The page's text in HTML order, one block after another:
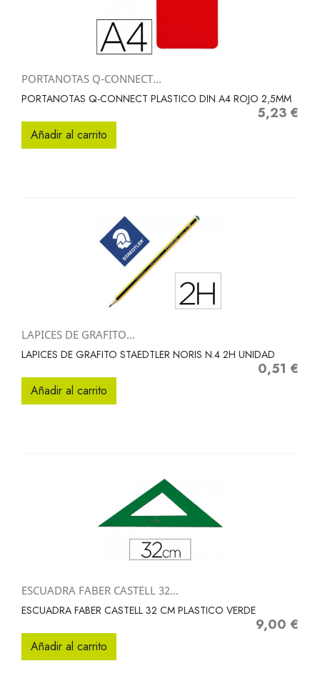
PORTANOTAS Q-CONNECT...
PORTANOTAS Q-CONNECT PLASTICO DIN A4 ROJO 2,5MM
Precio
5,23 €
Añadir al carrito
LAPICES DE GRAFITO...
LAPICES DE GRAFITO STAEDTLER NORIS N.4 2H UNIDAD
Precio
0,51 €
Añadir al carrito
ESCUADRA FABER CASTELL 32...
ESCUADRA FABER CASTELL 32 CM PLASTICO VERDE
Precio
9,00 €
Añadir al carrito